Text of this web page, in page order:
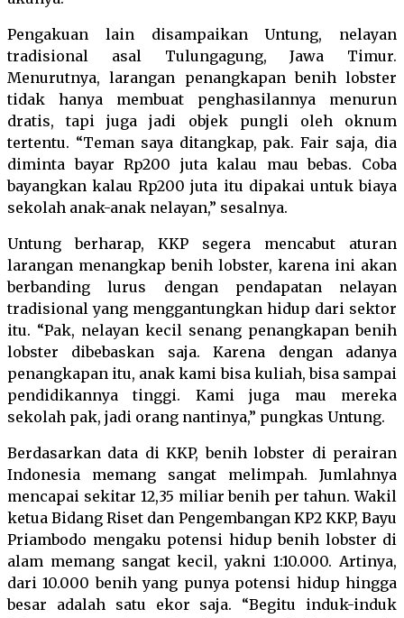
Pengakuan lain disampaikan Untung, nelayan
tradisional asal Tulungagung, Jawa Timur.
Menurutnya, larangan penangkapan benih lobster
tidak hanya membuat penghasilannya menurun
dratis, tapi juga jadi objek pungli oleh oknum
tertentu. “Teman saya ditangkap, pak. Fair saja, dia
diminta bayar Rp200 juta kalau mau bebas. Coba
bayangkan kalau Rp200 juta itu dipakai untuk biaya
sekolah anak-anak nelayan,” sesalnya.
Untung berharap, KKP segera mencabut aturan
larangan menangkap benih lobster, karena ini akan
berbanding lurus dengan pendapatan nelayan
tradisional yang menggantungkan hidup dari sektor
itu. “Pak, nelayan kecil senang penangkapan benih
lobster dibebaskan saja. Karena dengan adanya
penangkapan itu, anak kami bisa kuliah, bisa sampai
pendidikannya tinggi. Kami juga mau mereka
sekolah pak, jadi orang nantinya,” pungkas Untung.
Berdasarkan data di KKP, benih lobster di perairan
Indonesia memang sangat melimpah. Jumlahnya
mencapai sekitar 12,35 miliar benih per tahun. Wakil
ketua Bidang Riset dan Pengembangan KP2 KKP, Bayu
Priambodo mengaku potensi hidup benih lobster di
alam memang sangat kecil, yakni 1:10.000. Artinya,
dari 10.000 benih yang punya potensi hidup hingga
besar adalah satu ekor saja. “Begitu induk-induk